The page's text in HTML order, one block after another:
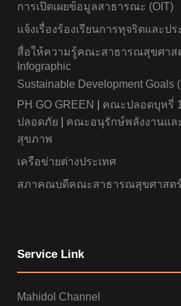
การเปิดเผยข้อมูลสาธารณะ (OIT)
แจ้งเรื่องร้องเรียนการทุจริตและป
สื่อให้ความรู้คณะสาธารณสุขศาส
Infographic
Sustainable Development Goals
PH GO GREEN
คณะปลอดบุหรี่
ปลอดภัย
คณะอนุรักษ์พลังงานแล
สุขภาพ
เครือข่ายต่างประเทศ
สภาคณบดีคณะสาธารณสุขศาสตร์
Service Link
Mahidol Channel